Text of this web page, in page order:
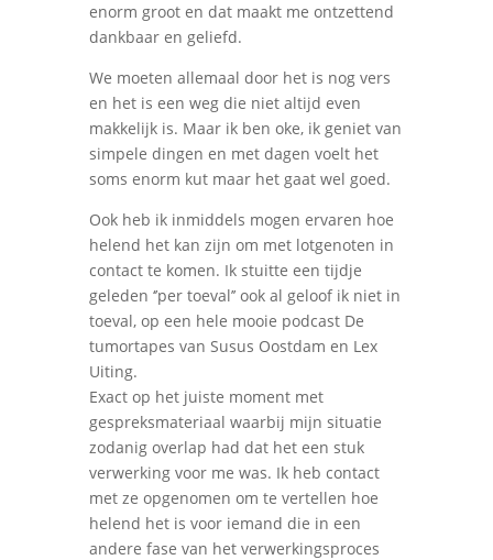
enorm groot en dat maakt me ontzettend
dankbaar en geliefd.
We moeten allemaal door het is nog vers
en het is een weg die niet altijd even
makkelijk is. Maar ik ben oke, ik geniet van
simpele dingen en met dagen voelt het
soms enorm kut maar het gaat wel goed.
Ook heb ik inmiddels mogen ervaren hoe
helend het kan zijn om met lotgenoten in
contact te komen. Ik stuitte een tijdje
geleden ‘’per toeval’’ ook al geloof ik niet in
toeval, op een hele mooie podcast De
tumortapes van Susus Oostdam en Lex
Uiting.
Exact op het juiste moment met
gespreksmateriaal waarbij mijn situatie
zodanig overlap had dat het een stuk
verwerking voor me was. Ik heb contact
met ze opgenomen om te vertellen hoe
helend het is voor iemand die in een
andere fase van het verwerkingsproces